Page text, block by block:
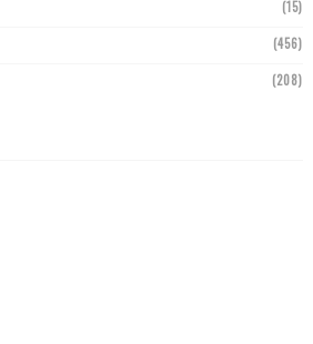
(15)
(456)
(208)